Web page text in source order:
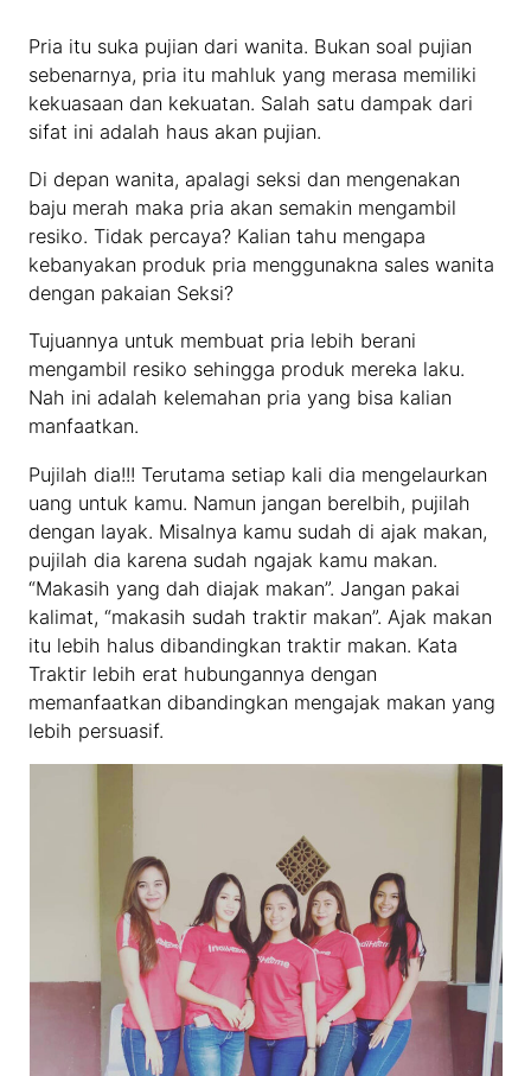
Pria itu suka pujian dari wanita. Bukan soal pujian
sebenarnya, pria itu mahluk yang merasa memiliki
kekuasaan dan kekuatan. Salah satu dampak dari
sifat ini adalah haus akan pujian.
Di depan wanita, apalagi seksi dan mengenakan
baju merah maka pria akan semakin mengambil
resiko. Tidak percaya? Kalian tahu mengapa
kebanyakan produk pria menggunakna sales wanita
dengan pakaian Seksi?
Tujuannya untuk membuat pria lebih berani
mengambil resiko sehingga produk mereka laku.
Nah ini adalah kelemahan pria yang bisa kalian
manfaatkan.
Pujilah dia!!! Terutama setiap kali dia mengelaurkan
uang untuk kamu. Namun jangan berelbih, pujilah
dengan layak. Misalnya kamu sudah di ajak makan,
pujilah dia karena sudah ngajak kamu makan.
“Makasih yang dah diajak makan”. Jangan pakai
kalimat, “makasih sudah traktir makan”. Ajak makan
itu lebih halus dibandingkan traktir makan. Kata
Traktir lebih erat hubungannya dengan
memanfaatkan dibandingkan mengajak makan yang
lebih persuasif.